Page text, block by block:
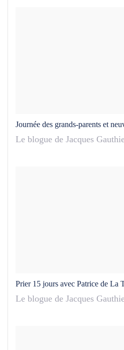
Journée des grands-parents et
Le blogue de Jacques
Prier 15 jours avec Patrice de La
Le blogue de Jacques